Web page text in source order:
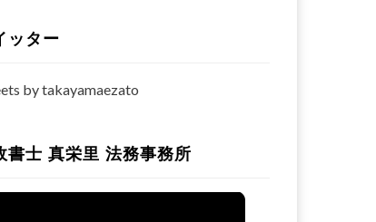
ッター
by takayamaezato
書士 真栄里 法務事務所